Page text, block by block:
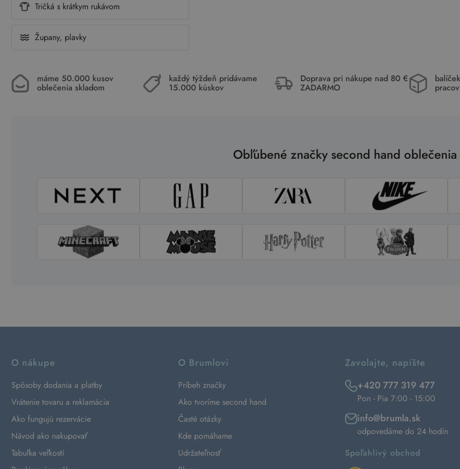
Tričká s krátkym rukávom
Župany, plavky
máme 50.000 kusov
oblečenia skladom
každý týždeň pridávame
15.000 kúskov
Doprava pri nákupe nad 80 €
ZADARMO
Obľúbené značky second hand oblečenia
O nákupe
Spôsoby dodania a platby
Vrátenie tovaru a reklamácia
Ako fungujú rezervácie
Návod ako nakupovať
Tabuľka veľkostí
O Brumlovi
Príbeh značky
Ako tvoríme second hand
Časté otázky
Kde pomáhame
Udržateľnosť
Zavolajte, napíšte
+420 777 319 477
Pon - Pia 7:00 - 15:00
info@brumla.sk
odpovedáme do 24 hodín
Spoľahlivý obchod